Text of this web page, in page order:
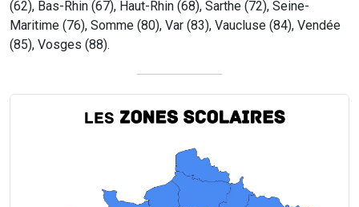
(62), Bas-Rhin (67), Haut-Rhin (68), Sarthe (72), Seine-
Maritime (76), Somme (80), Var (83), Vaucluse (84), Vendée
(85), Vosges (88).